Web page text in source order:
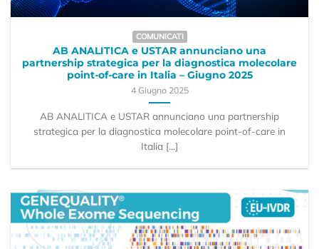
COMUNICATI
AB ANALITICA e USTAR annunciano una
partnership strategica per la diagnostica molecolare
point-of-care in Italia – Giugno 2025
4 Giugno 2025
AB ANALITICA e USTAR annunciano una partnership
strategica per la diagnostica molecolare point-of-care in
Italia [...]